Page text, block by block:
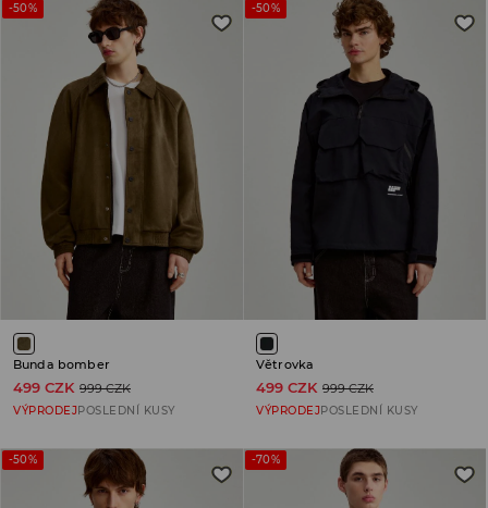
-50%
Bunda bomber
499 CZK 999 CZK
VÝPRODEJPOSLEDNÍ KUSY
-50%
Větrovka
499 CZK 999 CZK
VÝPRODEJPOSLEDNÍ KUSY
-50% -70%